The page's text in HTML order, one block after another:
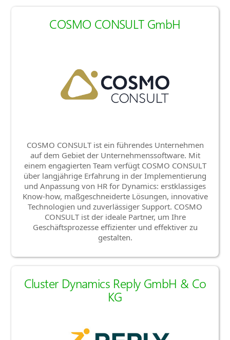
COSMO CONSULT GmbH
COSMO CONSULT ist ein führendes Unternehmen
auf dem Gebiet der Unternehmenssoftware. Mit
einem engagierten Team verfügt COSMO CONSULT
über langjährige Erfahrung in der Implementierung
und Anpassung von HR for Dynamics: erstklassiges
Know-how, maßgeschneiderte Lösungen, innovative
Technologien und zuverlässiger Support. COSMO
CONSULT ist der ideale Partner, um Ihre
Geschäftsprozesse effizienter und effektiver zu
gestalten.
Cluster Dynamics Reply GmbH & Co
KG